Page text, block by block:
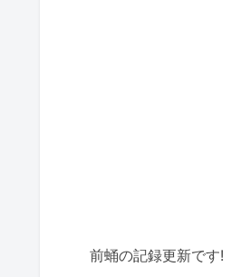
前蛹の記録更新です!